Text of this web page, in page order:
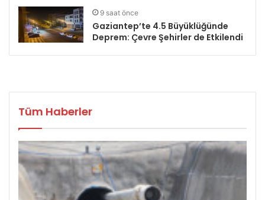
9 saat önce
Gaziantep’te 4.5 Büyüklüğünde
Deprem: Çevre Şehirler de Etkilendi
Tüm Haberler